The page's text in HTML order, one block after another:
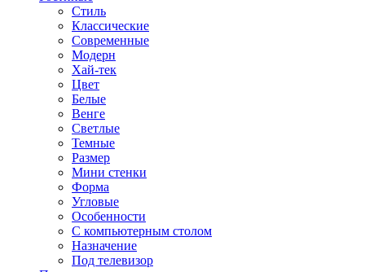
Стиль
Классические
Современные
Модерн
Хай-тек
Цвет
Белые
Венге
Светлые
Темные
Размер
Мини стенки
Форма
Угловые
Особенности
С компьютерным столом
Назначение
Под телевизор